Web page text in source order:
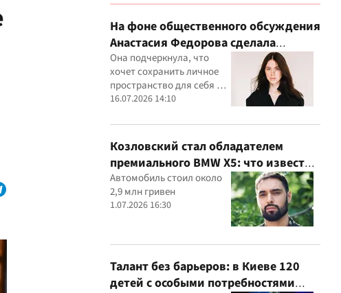
На фоне общественного обсуждения
Анастасия Федорова сделала
публичное заявление
Она подчеркнула, что
хочет сохранить личное
пространство для себя и
своего ребенка
16.07.2026 14:10
Козловский стал обладателем
премиального BMW X5: что известно
о покупке
Автомобиль стоил около
2,9 млн гривен
1.07.2026 16:30
Талант без барьеров: в Киеве 120
детей с особыми потребностями